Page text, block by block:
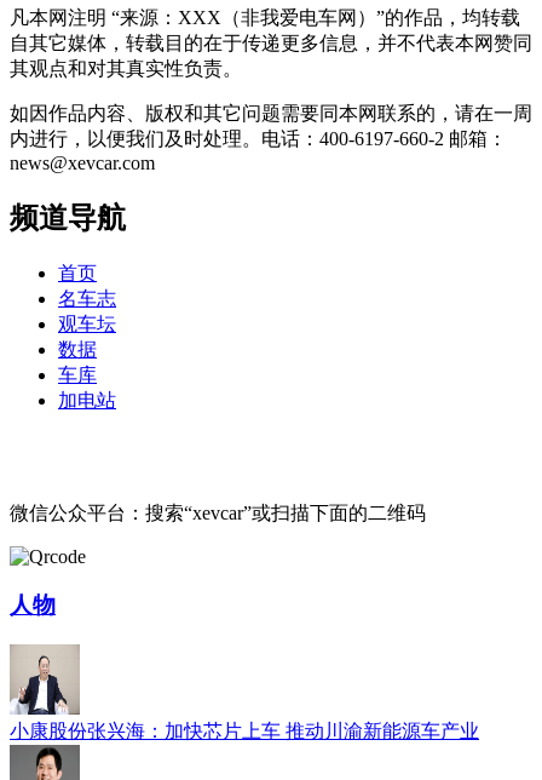
凡本网注明 “来源：XXX（非我爱电车网）”的作品，均转载
自其它媒体，转载目的在于传递更多信息，并不代表本网赞同
其观点和对其真实性负责。
如因作品内容、版权和其它问题需要同本网联系的，请在一周
内进行，以便我们及时处理。电话：400-6197-660-2 邮箱：
news@xevcar.com
频道导航
首页
名车志
观车坛
数据
车库
加电站
微信公众平台：搜索“xevcar”或扫描下面的二维码
人物
小康股份张兴海：加快芯片上车 推动川渝新能源车产业